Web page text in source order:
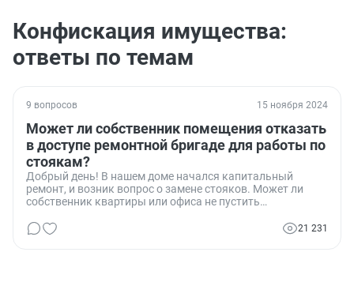
Конфискация имущества:
ответы по темам
9 вопросов 15 ноября 2024
Может ли собственник помещения отказать
в доступе ремонтной бригаде для работы по
стоякам?
Добрый день! В нашем доме начался капитальный
ремонт, и возник вопрос о замене стояков. Может ли
собственник квартиры или офиса не пустить
ссылаясь на личные права собственности? Интересует,
21 231